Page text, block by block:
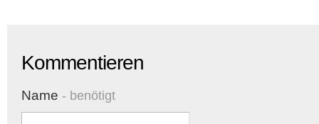
Kommentieren
Name - benötigt